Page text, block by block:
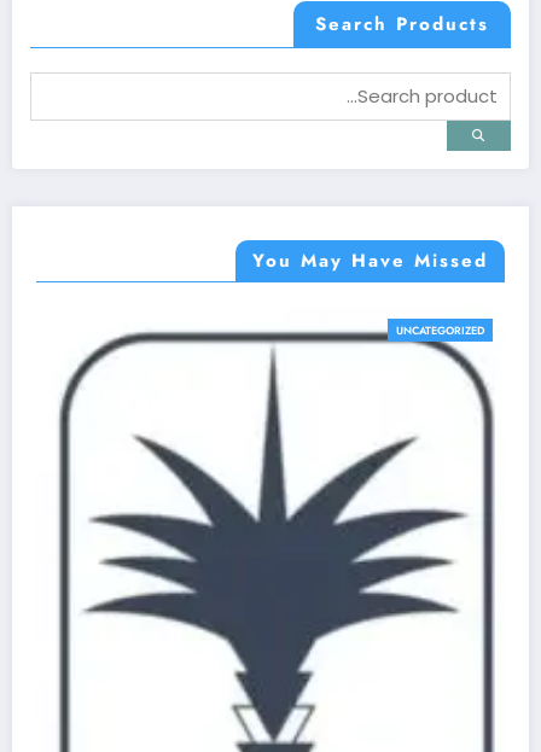
Search Products
You May Have Missed
UNCATEGORIZED